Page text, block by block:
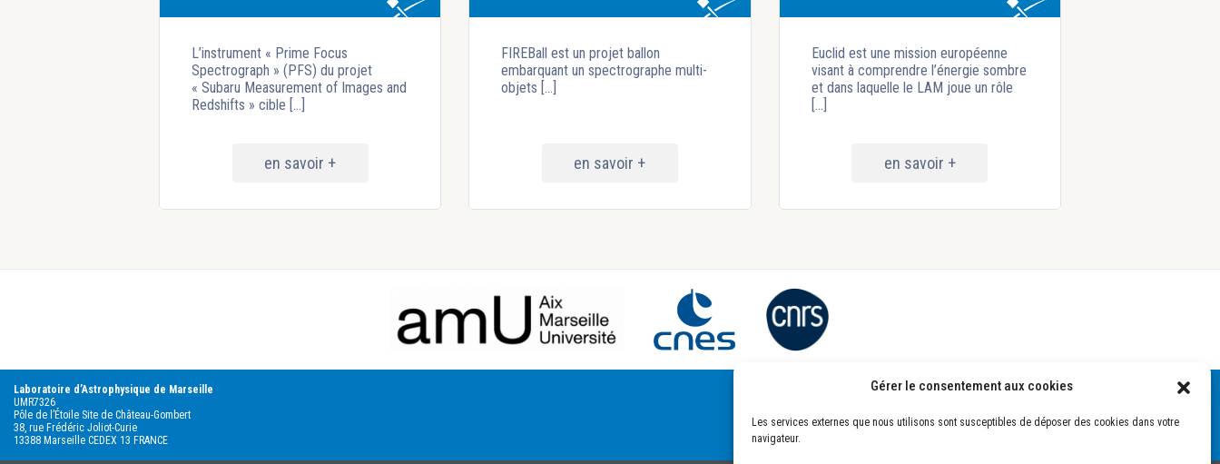
Gérer le consentement aux cookies
Les services externes que nous utilisons sont susceptibles de déposer des cookies dans votre
navigateur.
L’instrument « Prime Focus
Spectrograph » (PFS) du projet
« Subaru Measurement of Images and
Redshifts » cible [...]
en savoir +
FIREBall est un projet ballon
embarquant un spectrographe multi-
objets [...]
en savoir +
Euclid est une mission européenne
visant à comprendre l’énergie sombre
et dans laquelle le LAM joue un rôle
[...]
en savoir +
Laboratoire d’Astrophysique de Marseille
UMR7326
Pôle de l’Étoile Site de Château-Gombert
38, rue Frédéric Joliot-Curie
13388 Marseille CEDEX 13 FRANCE